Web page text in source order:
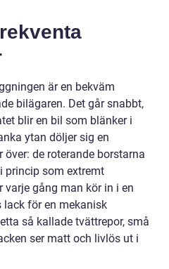
är en bekväm
bilägaren. Det går snabbt,
blir en bil som blänker i
ytan döljer sig en
de roterande borstarna
princip som extremt
varje gång man kör in i en
för en mekanisk
så kallade tvättrepor, små
ser matt och livlös ut i